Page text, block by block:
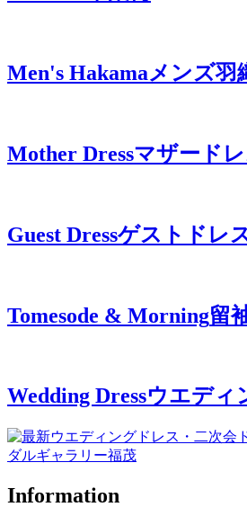
Men's Hakamaメンズ羽
Mother Dressマザード
Guest Dressゲストドレ
Tomesode & Morning留
Wedding Dressウエディ
Information